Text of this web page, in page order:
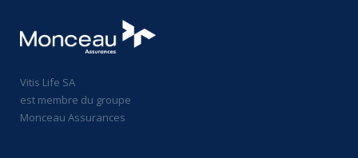
Vitis Life SA
est membre du groupe
Monceau Assurances